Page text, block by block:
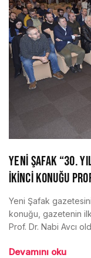
YENİ ŞAFAK “30.
İKİNCİ KONUĞU
Yeni Şafak
konuğu, gazetenin
Prof. Dr. Nabi Avcı
Devamını oku